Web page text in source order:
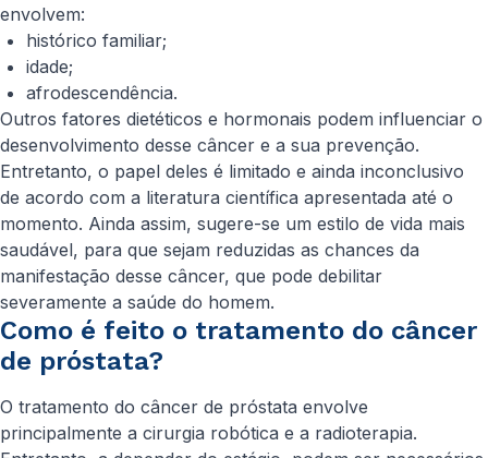
envolvem:
histórico familiar;
idade;
afrodescendência.
Outros fatores dietéticos e hormonais podem influenciar o
desenvolvimento desse câncer e a sua prevenção.
Entretanto, o papel deles é limitado e ainda inconclusivo
de acordo com a literatura científica apresentada até o
momento. Ainda assim, sugere-se um estilo de vida mais
saudável, para que sejam reduzidas as chances da
manifestação desse câncer, que pode debilitar
severamente a saúde do homem.
Como é feito o tratamento do câncer
de próstata?
O tratamento do câncer de próstata envolve
principalmente a cirurgia robótica e a radioterapia.